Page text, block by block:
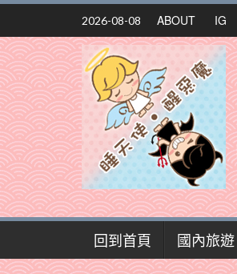
Skip
content
2026-08-08 ABOUT IG
回到首頁 國內旅遊